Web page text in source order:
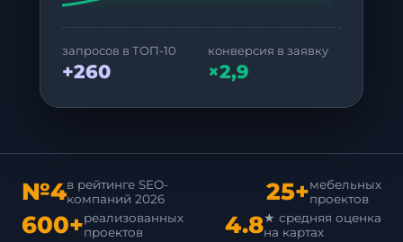
запросов в ТОП-10
+260
конверсия в заявку
×2,9
в рейтинге SEO-
компаний 2026
№4
мебельных
проектов
25+
реализованных
проектов
600+
★ средняя оценка
на картах
4.8